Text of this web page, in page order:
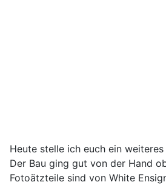
Heute stelle ich euch ein
Der Bau ging gut von der Hand
Fotoätzteile sind von White